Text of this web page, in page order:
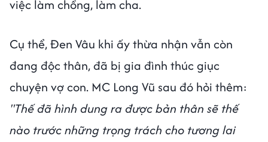
việc làm chồng, làm cha.
Cụ thể, Đen Vâu khi ấy thừa nhận vẫn còn
đang độc thân, đã bị gia đình thúc giục
chuyện vợ con. MC Long Vũ sau đó hỏi thêm:
"Thế đã hình dung ra được bản thân sẽ thế
nào trước những trọng trách cho tương lai